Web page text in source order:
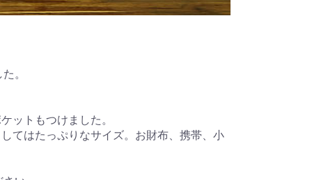
。
ットもつけました。
てはたっぷりなサイズ。お財布、携帯、小